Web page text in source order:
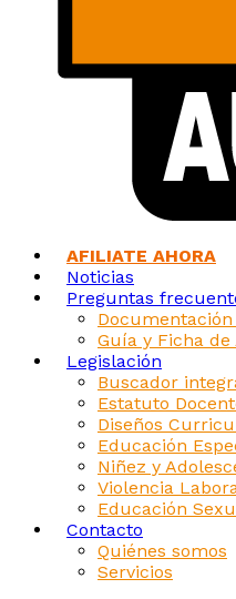
AFILIATE AHORA
Noticias
Preguntas
Guía y Ficha
Legislación
Buscador
Estatuto
Diseños
Educación
Niñez y
Violencia
Educación
Contacto
Quiénes somos
Servicios